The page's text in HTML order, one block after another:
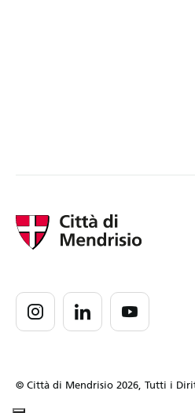
© Città di Mendrisio 2026, Tutti i